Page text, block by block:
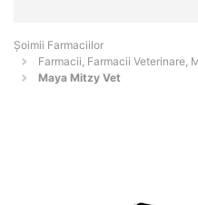
Şoimii Farmaciilor
Farmacii, Farmacii Veterinare,
Maya Mitzy Vet